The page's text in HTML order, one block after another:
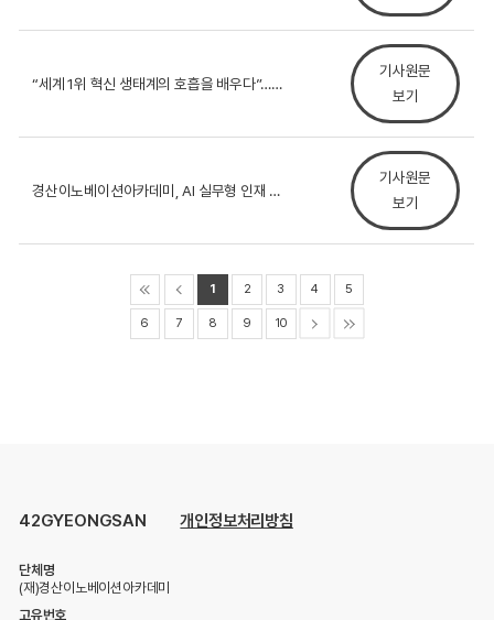
“세계 1위 혁신 생태계의 호흡을 배우다”…과기정통부 ...
기사원문
보기
경산이노베이션아카데미, AI 실무형 인재 양성 위한 4...
기사원문
보기
1 2 3 4 5
6 7 8 9 10
42GYEONGSAN 개인정보처리방침
단체명
(재)경산이노베이션아카데미
고유번호